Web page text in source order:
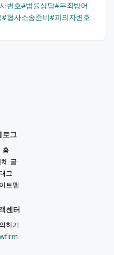
변호#법률상담#무죄방어
#형사소송준비#피의자변호
로그
홈
체 글
그
트맵
센터
하기